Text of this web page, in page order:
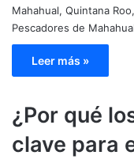
Mahahual, Quintana
Pescadores de
Leer más »
¿Por qué
clave para